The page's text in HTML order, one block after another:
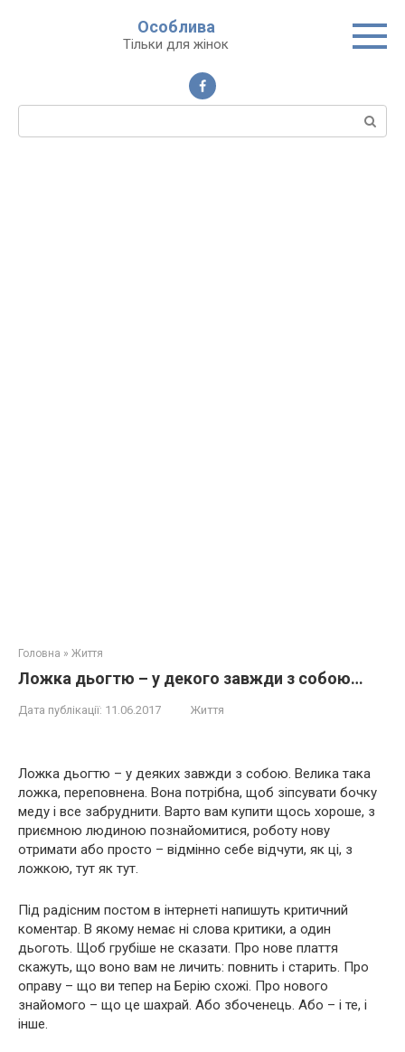
Особлива
Тільки для жінок
Пошук:
Головна » Життя
Ложка дьогтю – у декого завжди з собою…
Дата публікації: 11.06.2017 Життя
Ложка дьогтю – у деяких завжди з собою. Велика така
ложка, переповнена. Вона потрібна, щоб зіпсувати бочку
меду і все забруднити. Варто вам купити щось хороше, з
приємною людиною познайомитися, роботу нову
отримати або просто – відмінно себе відчути, як ці, з
ложкою, тут як тут.
Під радісним постом в інтернеті напишуть критичний
коментар. В якому немає ні слова критики, а один
дьоготь. Щоб грубіше не сказати. Про нове плаття
скажуть, що воно вам не личить: повнить і старить. Про
оправу – що ви тепер на Берію схожі. Про нового
знайомого – що це шахрай. Або збoчeнeць. Або – і те, і
інше.